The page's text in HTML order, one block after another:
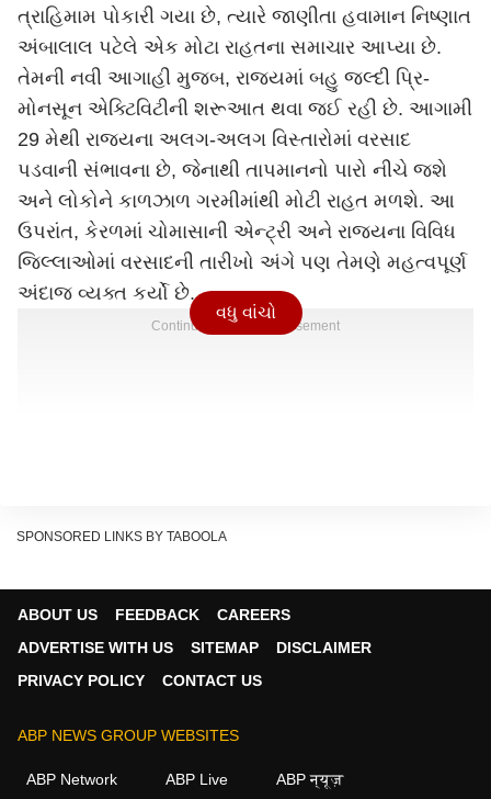
ત્રાહિમામ પોકારી ગયા છે, ત્યારે જાણીતા હવામાન નિષ્ણાત
અંબાલાલ પટેલે એક મોટા રાહતના સમાચાર આપ્યા છે.
તેમની નવી આગાહી મુજબ, રાજ્યમાં બહુ જલ્દી પ્રિ-
મોનસૂન એક્ટિવિટીની શરૂઆત થવા જઈ રહી છે. આગામી
29 મેથી રાજ્યના અલગ-અલગ વિસ્તારોમાં વરસાદ
પડવાની સંભાવના છે, જેનાથી તાપમાનનો પારો નીચે જશે
અને લોકોને કાળઝાળ ગરમીમાંથી મોટી રાહત મળશે. આ
ઉપરાંત, કેરળમાં ચોમાસાની એન્ટ્રી અને રાજ્યના વિવિધ
જિલ્લાઓમાં વરસાદની તારીખો અંગે પણ તેમણે મહત્વપૂર્ણ
અંદાજ વ્યક્ત કર્યો છે.
Continues below advertisement
વધુ વાંચો
SPONSORED LINKS BY TABOOLA
ABOUT US FEEDBACK
CAREERS
ADVERTISE WITH US
SITEMAP
DISCLAIMER
PRIVACY POLICY
CONTACT US
ABP NEWS GROUP WEBSITES
ABP Network ABP Live ABP न्यूज़